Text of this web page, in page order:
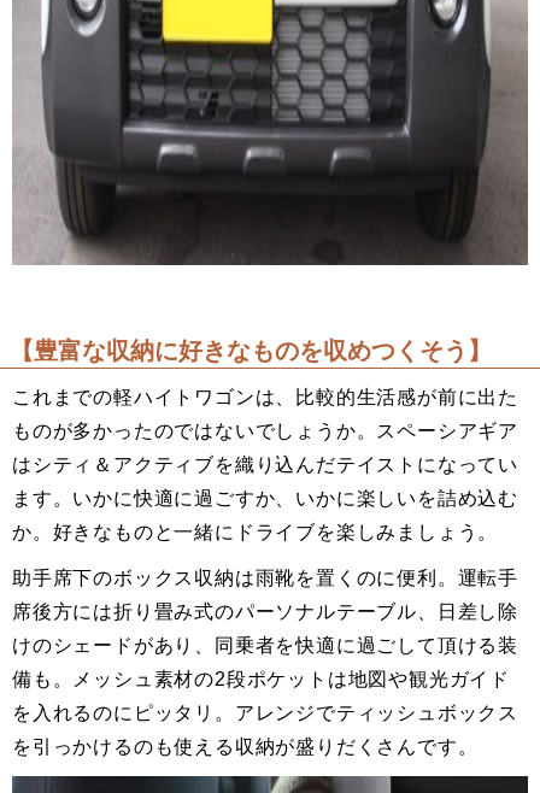
【豊富な収納に好きなものを収めつくそう】
これまでの軽ハイトワゴンは、比較的生活感が前に出た
ものが多かったのではないでしょうか。スペーシアギア
はシティ＆アクティブを織り込んだテイストになってい
ます。いかに快適に過ごすか、いかに楽しいを詰め込む
か。好きなものと一緒にドライブを楽しみましょう。
助手席下のボックス収納は雨靴を置くのに便利。運転手
席後方には折り畳み式のパーソナルテーブル、日差し除
けのシェードがあり、同乗者を快適に過ごして頂ける装
備も。メッシュ素材の2段ポケットは地図や観光ガイド
を入れるのにピッタリ。アレンジでティッシュボックス
を引っかけるのも使える収納が盛りだくさんです。